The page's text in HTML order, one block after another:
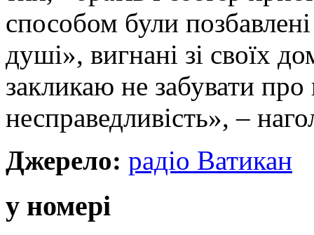
способом були
душі», вигнані зі своїх
закликаю не забувати
несправедливість», –
Джерело: радіо Ватикан
у номері